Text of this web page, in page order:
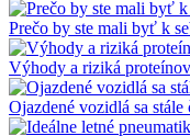
Prečo by ste mali byť k
Výhody a riziká
Ojazdené vozidlá sa stále